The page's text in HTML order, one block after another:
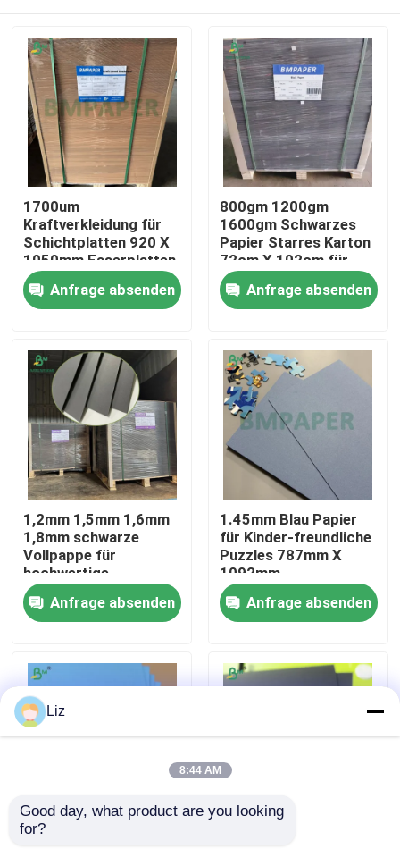
Produkte
Über uns
Fabrik Tour
Qualitätskontrolle
Kontakt
Nachrichten
Alle Fälle
Kohlenstofffreies NCR-Papier
1700um
Kraftverkleidung für
Schichtplatten 920 X
1050mm Faserplatten
1650gm
Anfrage absenden
800gm 1200gm
1600gm Schwarzes
Papier Starres Karton
72cm X 102cm für
den Fotoraum
Anfrage absenden
1,2mm 1,5mm 1,6mm
1,8mm schwarze
Vollpappe für
hochwertige
Weinverpackungsboxen
Anfrage absenden
1.45mm Blau Papier
für Kinder-freundliche
Puzzles 787mm X
1092mm
Anfrage absenden
Stärkevolles Puzzle-
Liz
8:44 AM
Good day, what product are you looking
for?